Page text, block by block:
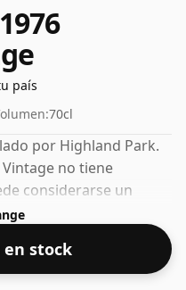
país
70cl
por Highland Park.
no tiene
considerarse un
con un ABV del 49,1%.
habitual de
stock